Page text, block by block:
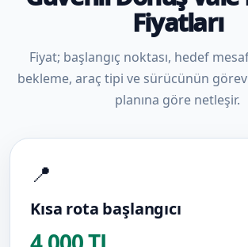
Fiyatları
Fiyat; başlangıç noktası, hedef
bekleme, araç tipi ve sürücünün görev
planına göre netleşir.
📍
Kısa rota başlangıcı